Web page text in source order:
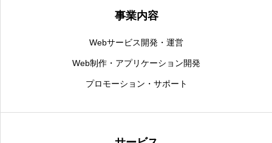
事業内容
Webサービス開発・運営
Web制作・アプリケーション開発
プロモーション・サポート